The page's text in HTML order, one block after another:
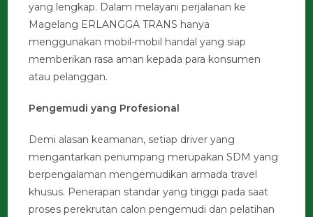
yang lengkap. Dalam melayani perjalanan ke
Magelang ERLANGGA TRANS hanya
menggunakan mobil-mobil handal yang siap
memberikan rasa aman kepada para konsumen
atau pelanggan.
Pengemudi yang Profesional
Demi alasan keamanan, setiap driver yang
mengantarkan penumpang merupakan SDM yang
berpengalaman mengemudikan armada travel
khusus. Penerapan standar yang tinggi pada saat
proses perekrutan calon pengemudi dan pelatihan